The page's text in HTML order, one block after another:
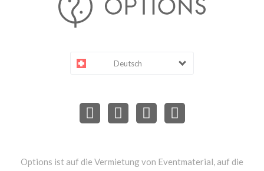
Deutsch
Options ist auf die Vermietung von Eventmaterial, auf die